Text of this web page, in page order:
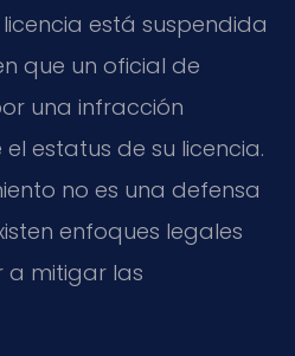
está suspendida
que un oficial de
una infracción
estatus de su licencia.
no es una defensa
enfoques legales
a mitigar las